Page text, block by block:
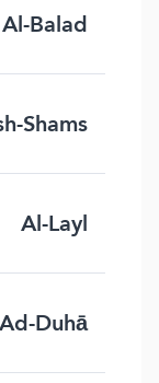
Al-Balad
Shams
Al-Layl
Ad-Duhā